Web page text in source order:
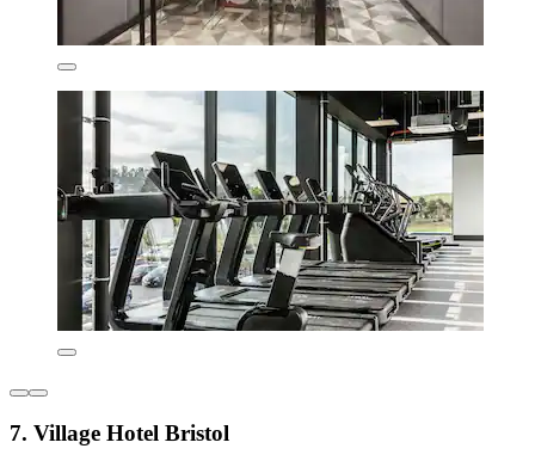
7. Village Hotel Bristol